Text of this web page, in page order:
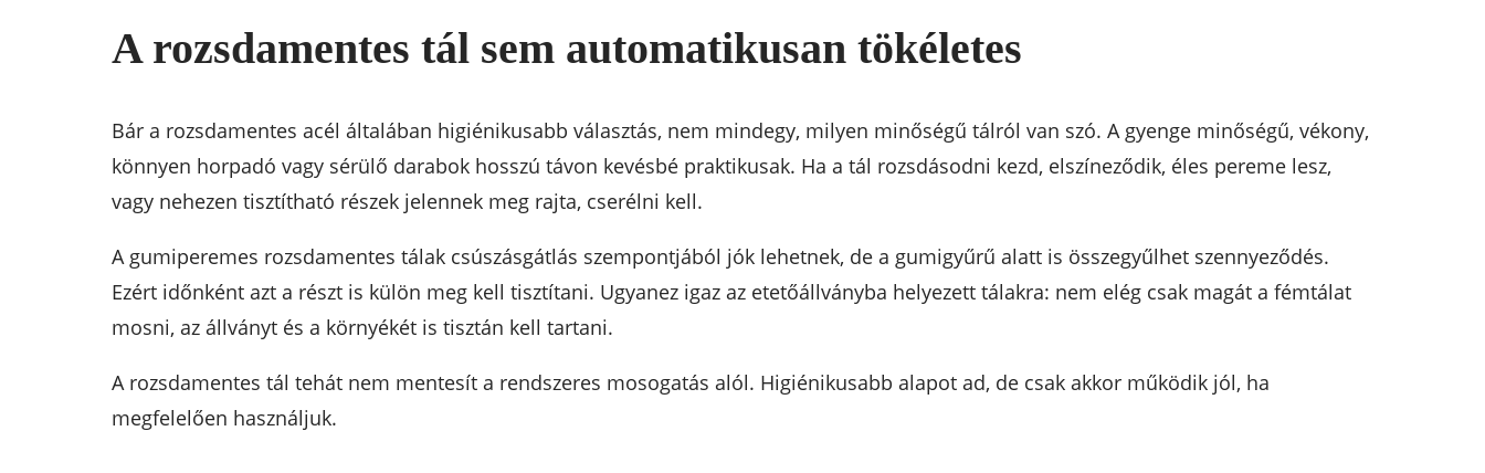
A rozsdamentes tál sem automatikusan tökéletes
Bár a rozsdamentes acél általában higiénikusabb választás, nem mindegy, milyen minőségű tálról van szó. A gyenge minőségű, vékony,
könnyen horpadó vagy sérülő darabok hosszú távon kevésbé praktikusak. Ha a tál rozsdásodni kezd, elszíneződik, éles pereme lesz,
vagy nehezen tisztítható részek jelennek meg rajta, cserélni kell.
A gumiperemes rozsdamentes tálak csúszásgátlás szempontjából jók lehetnek, de a gumigyűrű alatt is összegyűlhet szennyeződés.
Ezért időnként azt a részt is külön meg kell tisztítani. Ugyanez igaz az etetőállványba helyezett tálakra: nem elég csak magát a fémtálat
mosni, az állványt és a környékét is tisztán kell tartani.
A rozsdamentes tál tehát nem mentesít a rendszeres mosogatás alól. Higiénikusabb alapot ad, de csak akkor működik jól, ha
megfelelően használjuk.